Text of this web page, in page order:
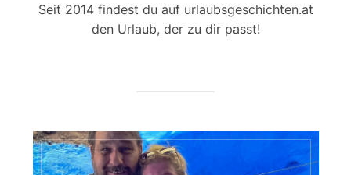
Seit 2014 findest du auf urlaubsgeschichten.at
den Urlaub, der zu dir passt!